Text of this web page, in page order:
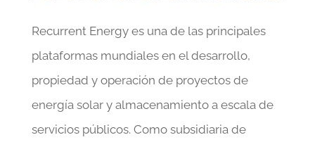
Recurrent Energy es una de las principales
plataformas mundiales en el desarrollo,
propiedad y operación de proyectos de
energía solar y almacenamiento a escala de
servicios públicos. Como subsidiaria de